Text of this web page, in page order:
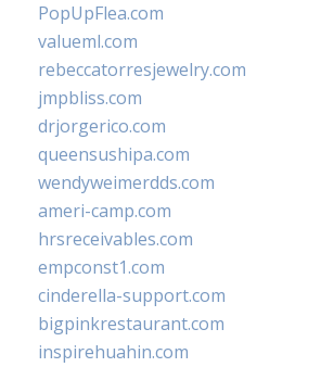
PopUpFlea.com
valueml.com
rebeccatorresjewelry.com
jmpbliss.com
drjorgerico.com
queensushipa.com
wendyweimerdds.com
ameri-camp.com
hrsreceivables.com
empconst1.com
cinderella-support.com
bigpinkrestaurant.com
inspirehuahin.com